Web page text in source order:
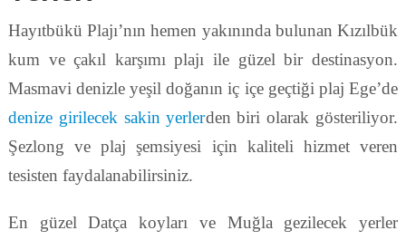
Hayıtbükü Plajı’nın hemen yakınında bulunan Kızılbük
kum ve çakıl karşımı plajı ile güzel bir destinasyon.
Masmavi denizle yeşil doğanın iç içe geçtiği plaj Ege’de
denize girilecek sakin yerlerden biri olarak gösteriliyor.
Şezlong ve plaj şemsiyesi için kaliteli hizmet veren
tesisten faydalanabilirsiniz.
En güzel Datça koyları ve Muğla gezilecek yerler